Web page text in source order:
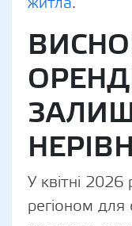
У квітні
регіоном для